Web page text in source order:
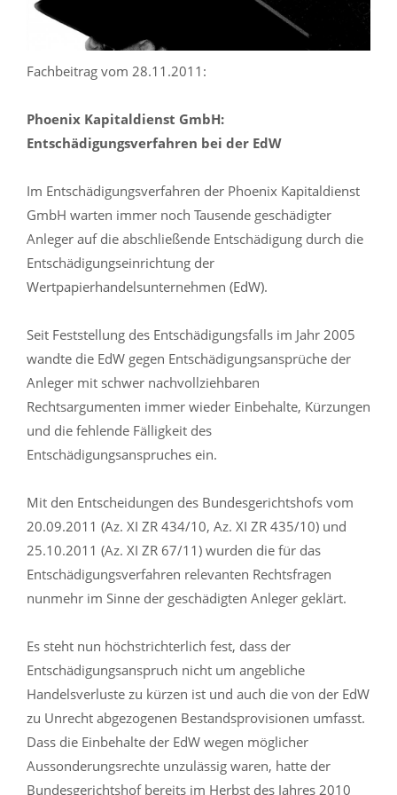
Fachbeitrag vom 28.11.2011:
Phoenix Kapitaldienst GmbH:
Entschädigungsverfahren bei der EdW
Im Entschädigungsverfahren der Phoenix Kapitaldienst
GmbH warten immer noch Tausende geschädigter
Anleger auf die abschließende Entschädigung durch die
Entschädigungseinrichtung der
Wertpapierhandelsunternehmen (EdW).
Seit Feststellung des Entschädigungsfalls im Jahr 2005
wandte die EdW gegen Entschädigungsansprüche der
Anleger mit schwer nachvollziehbaren
Rechtsargumenten immer wieder Einbehalte, Kürzungen
und die fehlende Fälligkeit des
Entschädigungsanspruches ein.
Mit den Entscheidungen des Bundesgerichtshofs vom
20.09.2011 (Az. XI ZR 434/10, Az. XI ZR 435/10) und
25.10.2011 (Az. XI ZR 67/11) wurden die für das
Entschädigungsverfahren relevanten Rechtsfragen
nunmehr im Sinne der geschädigten Anleger geklärt.
Es steht nun höchstrichterlich fest, dass der
Entschädigungsanspruch nicht um angebliche
Handelsverluste zu kürzen ist und auch die von der EdW
zu Unrecht abgezogenen Bestandsprovisionen umfasst.
Dass die Einbehalte der EdW wegen möglicher
Aussonderungsrechte unzulässig waren, hatte der
Bundesgerichtshof bereits im Herbst des Jahres 2010